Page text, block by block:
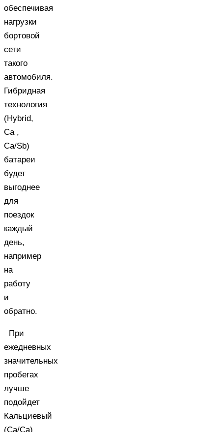
обеспечивая
нагрузки
бортовой
сети
такого
автомобиля.
Гибридная
технология
(Hybrid,
Ca ,
Ca/Sb)
батареи
будет
выгоднее
для
поездок
каждый
день,
например
на
работу
и
обратно.
При
ежедневных
значительных
пробегах
лучше
подойдет
Кальциевый
(Ca/Ca)